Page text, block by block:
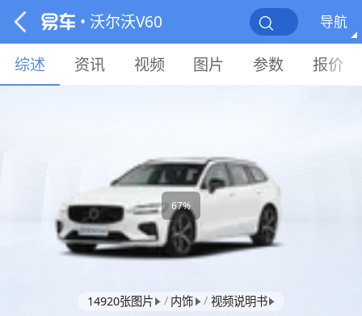
• 沃尔沃V60 导航
综述 资讯 视频 图片 参数 报价
67%
14920张图片 / 内饰 / 视频说明书